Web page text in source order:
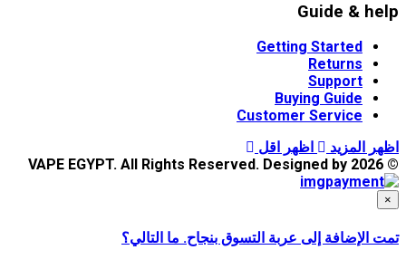
Guide &
Getting Started
Returns
Support
Buying Guide
Customer Service
المزيد
اظهر اقل
الإضافة إلى عربة التسوق بنجاح. ما التالي؟